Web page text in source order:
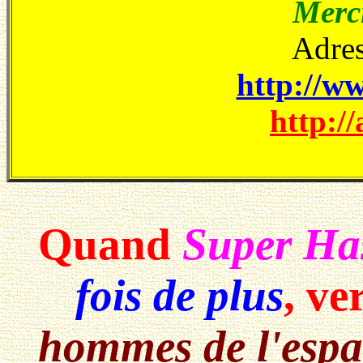
http://
http://
QuandSuper
fois de plus,
hommes de